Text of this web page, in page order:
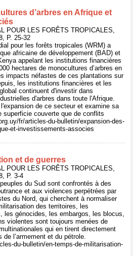
d’arbres en Afrique et
POUR LES FORÊTS TROPICALES,
P. 25-32
pour les forêts tropicales (WRM) a
africaine de développement (BAD) et
appelant les institutions financières
hectares de monocultures d’arbres en
impacts néfastes de ces plantations sur
les institutions financières et les
continuent d'investir dans
d'arbres dans toute l'Afrique.
de ce secteur et examine sa
couverte que de conflits
fr/articles-du-bulletin/expansion-des-
et-investissements-associes
et de guerres
POUR LES FORÊTS TROPICALES,
P. 3-4
du Sud sont confrontés à des
et aux violences perpétrées par
du Nord, qui cherchent à normaliser
des territoires, les
les génocides, les embargos, les blocus,
violentes sont toujours menées de
qui en tirent directement
l’armement et du pétrole.
du-bulletin/en-temps-de-militarisation-